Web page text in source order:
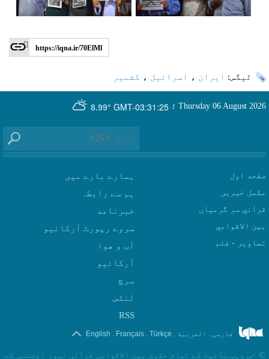
https://iqna.ir/70ElMl
ٹیگس: ایران ، اسرائیل ، کشمیر
GMT-03:31:25
8.99° Thursday 06 August 2026 ؛
صفحه اول
مکمل خبریں
قرآني سر گرمياں
بين الاقوامي
تصاوير - فلم
ہمارے بارے میں
ہم سے رابطہ
سروے رپورٹ آرکائیو
آب و هوا
سرچ
لنکس
RSS
فارسی . العربیة .
Türkçe
.
Français
.
English
© اس ویب سائیٹ کے تمام حقوق بین الاقوامی قرآنی نیوز ایجنسی کے